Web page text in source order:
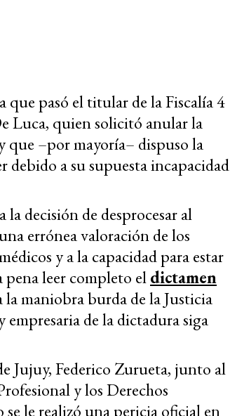
que pasó el titular de la Fiscalía 4
Luca, quien solicitó anular la
que –por mayoría– dispuso la
a su supuesta incapacidad
decisión de desprocesar al
errónea valoración de los
y a la capacidad para estar
pena leer completo eldictamen
la maniobra burda de la Justicia
de la dictadura siga
Jujuy, Federico Zurueta, junto al
y los Derechos
le realizó una pericia oficial en